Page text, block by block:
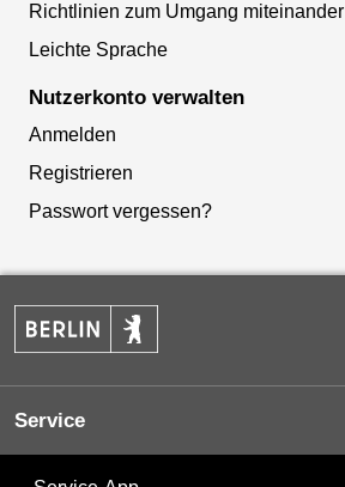
Richtlinien zum Umgang miteinander
Leichte Sprache
Nutzerkonto verwalten
Anmelden
Registrieren
Passwort vergessen?
Service